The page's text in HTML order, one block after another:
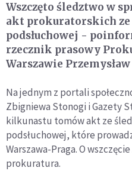
Wszczęto śledztwo w
akt prokuratorskich ze
podsłuchowej -
rzecznik prasowy
Warszawie
Na jednym z portali
Zbigniewa Stonogi i Gazety
kilkunastu tomów akt ze
podsłuchowej, które
Warszawa-Praga. O
prokuratura.